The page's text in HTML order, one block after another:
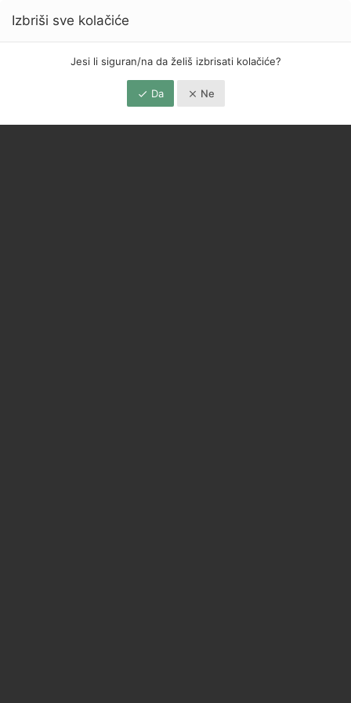
Izbriši sve kolačiće
Jesi li siguran/na da želiš izbrisati kolačiće?
Da Ne